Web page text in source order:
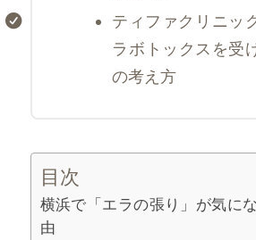
ティファクリニッ
ラボトックスを受
の考え方
目次
横浜で「エラの張り」が気に
由